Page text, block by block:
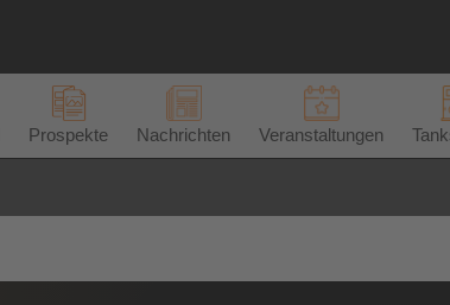
Prospekte Nachrichten Veranstaltungen